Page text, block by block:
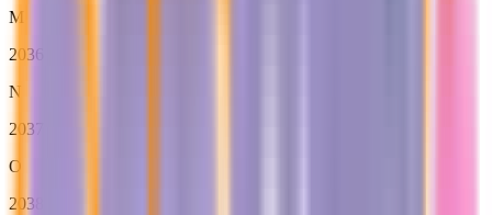
M
2036
N
2037
O
2038